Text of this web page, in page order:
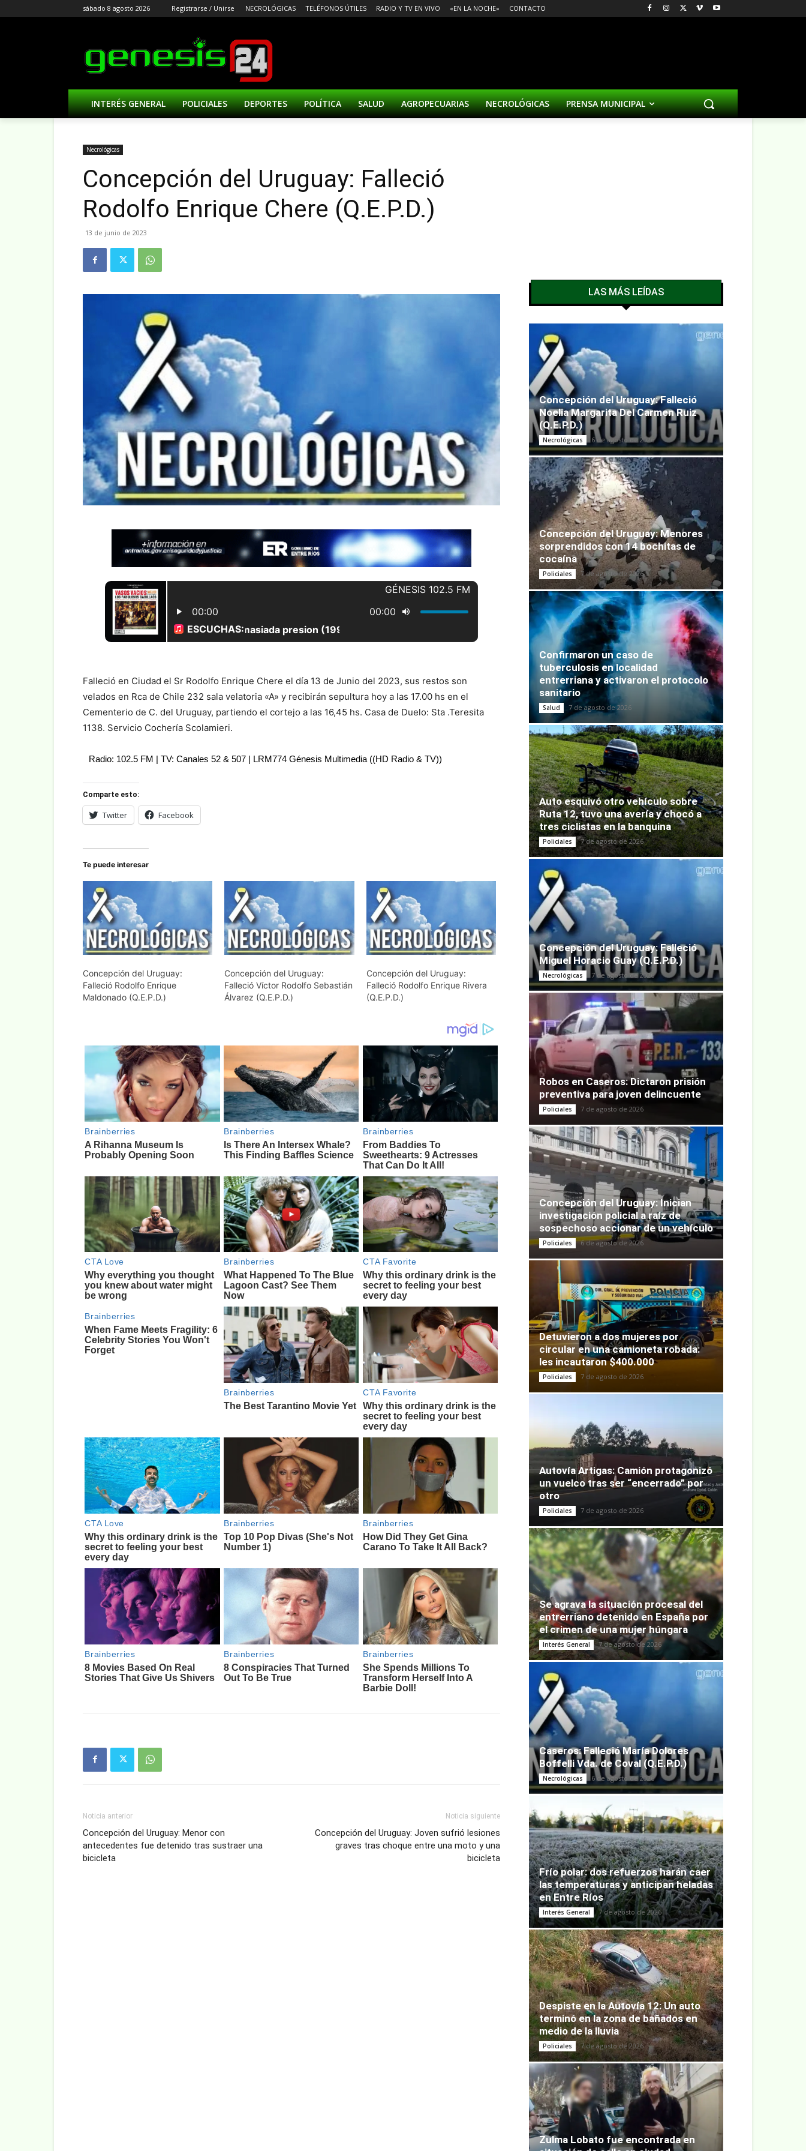
sábado 8 agosto 2026 Registrarse / Unirse NECROLÓGICAS TELÉFONOS ÚTILES RADIO Y TV EN VIVO «EN LA NOCHE» CONTACTO
INTERÉS GENERAL POLICIALES DEPORTES POLÍTICA SALUD AGROPECUARIAS NECROLÓGICAS PRENSA MUNICIPAL
Necrológicas
Concepción del Uruguay: Falleció
Rodolfo Enrique Chere (Q.E.P.D.)
13 de junio de 2023
Falleció en Ciudad el Sr Rodolfo Enrique Chere el día 13 de Junio del 2023, sus restos son
velados en Rca de Chile 232 sala velatoria «A» y recibirán sepultura hoy a las 17.00 hs en el
Cementerio de C. del Uruguay, partiendo el cortejo a las 16,45 hs. Casa de Duelo: Sta .Teresita
1138. Servicio Cochería Scolamieri.
Radio: 102.5 FM | TV: Canales 52 & 507 | LRM774 Génesis Multimedia ((HD Radio & TV))
Comparte esto:
Twitter Facebook
Te puede interesar
Concepción del Uruguay:
Falleció Rodolfo Enrique
Maldonado (Q.E.P.D.)
Concepción del Uruguay:
Falleció Víctor Rodolfo Sebastián
Álvarez (Q.E.P.D.)
Concepción del Uruguay:
Falleció Rodolfo Enrique Rivera
(Q.E.P.D.)
Noticia anterior
Concepción del Uruguay: Menor con
antecedentes fue detenido tras sustraer una
bicicleta
Noticia siguiente
Concepción del Uruguay: Joven sufrió lesiones
graves tras choque entre una moto y una
bicicleta
LAS MÁS LEÍDAS
Concepción del Uruguay: Falleció
Noelia Margarita Del Carmen Ruiz
(Q.E.P.D.)
Necrológicas 6 de agosto de 2026
Concepción del Uruguay: Menores
sorprendidos con 14 bochitas de
cocaína
Policiales 7 de agosto de 2026
Confirmaron un caso de
tuberculosis en localidad
entrerriana y activaron el protocolo
sanitario
Salud 7 de agosto de 2026
Auto esquivó otro vehículo sobre
Ruta 12, tuvo una avería y chocó a
tres ciclistas en la banquina
Policiales 7 de agosto de 2026
Concepción del Uruguay: Falleció
Miguel Horacio Guay (Q.E.P.D.)
Necrológicas 7 de agosto de 2026
Robos en Caseros: Dictaron prisión
preventiva para joven delincuente
Policiales 7 de agosto de 2026
Concepción del Uruguay: Inician
investigación policial a raíz de
sospechoso accionar de un vehículo
Policiales 6 de agosto de 2026
Detuvieron a dos mujeres por
circular en una camioneta robada:
les incautaron $400.000
Policiales 7 de agosto de 2026
Autovía Artigas: Camión protagonizó
un vuelco tras ser “encerrado” por
otro
Policiales 7 de agosto de 2026
Se agrava la situación procesal del
entrerriano detenido en España por
el crimen de una mujer húngara
Interés General 7 de agosto de 2026
Caseros: Falleció María Dolores
Boffelli Vda. de Coval (Q.E.P.D.)
Necrológicas 6 de agosto de 2026
Frío polar: dos refuerzos harán caer
las temperaturas y anticipan heladas
en Entre Ríos
Interés General 7 de agosto de 2026
Despiste en la Autovía 12: Un auto
terminó en la zona de bañados en
medio de la lluvia
Policiales 7 de agosto de 2026
Zulma Lobato fue encontrada en